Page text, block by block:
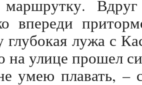
Вдруг
впереди
глубокая лужа с
на улице прошел
умею плавать, –